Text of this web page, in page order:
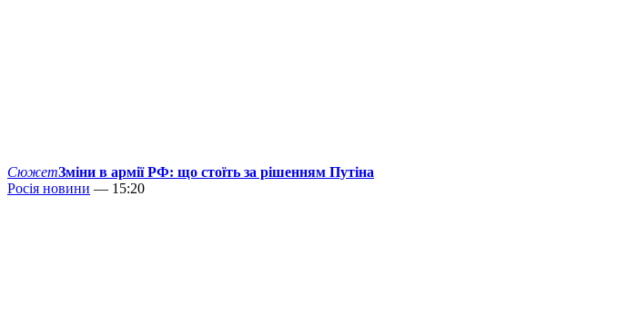
СюжетЗміни в армії РФ: що стоїть за рішенням Путіна
Росія новини — 15:20